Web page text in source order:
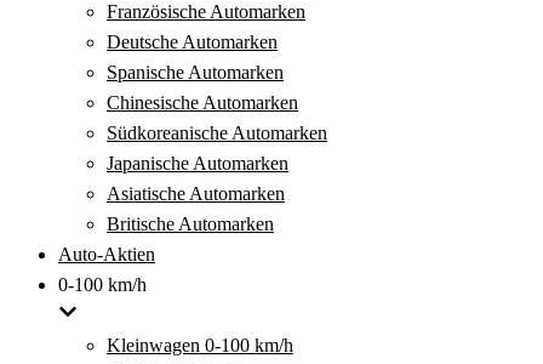
Französische Automarken
Deutsche Automarken
Spanische Automarken
Chinesische Automarken
Südkoreanische Automarken
Japanische Automarken
Asiatische Automarken
Britische Automarken
Auto-Aktien
0-100 km/h
Kleinwagen 0-100 km/h